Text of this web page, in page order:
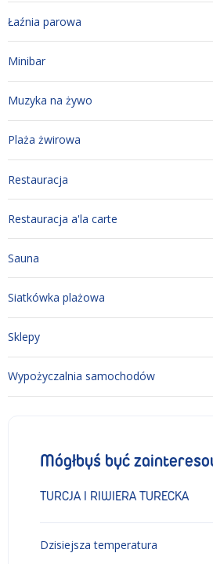
Łaźnia parowa
Minibar
Muzyka na żywo
Plaża żwirowa
Restauracja
Restauracja a'la carte
Sauna
Siatkówka plażowa
Sklepy
Wypożyczalnia samochodów
Mógłbyś być
TURCJA I RIWIERA TURECKA
Dzisiejsza temperatura